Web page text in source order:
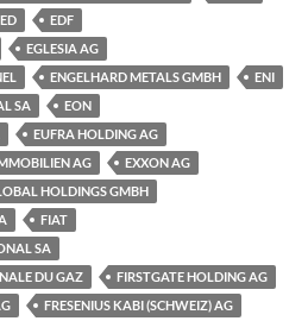
EDF
EGLESIA AG
ENGELHARD METALS GMBH
ENI
SA
EON
EUFRA HOLDING AG
AG
EXXON AG
HOLDINGS GMBH
FIAT
SA
DU GAZ
FIRSTGATE HOLDING AG
FRESENIUS KABI (SCHWEIZ) AG